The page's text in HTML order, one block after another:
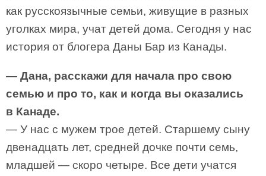
как русскоязычные семьи, живущие в разных
уголках мира, учат детей дома. Сегодня у нас
история от блогера Даны Бар из Канады.
— Дана, расскажи для начала про свою
семью и про то, как и когда вы оказались
в Канаде.
— У нас с мужем трое детей. Старшему сыну
двенадцать лет, средней дочке почти семь,
младшей — скоро четыре. Все дети учатся